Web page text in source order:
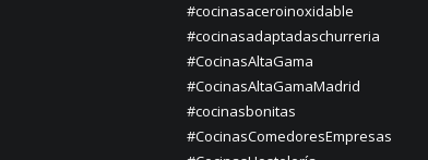
#cocinasaceroinoxidable
#cocinasadaptadaschurreria
#CocinasAltaGama
#CocinasAltaGamaMadrid
#cocinasbonitas
#CocinasComedoresEmpresas